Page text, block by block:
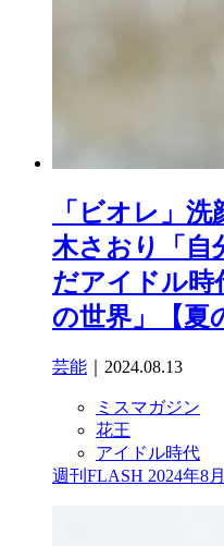
「ビオレ」
木さおり「自
だアイドル時
の世界」【夏
芸能 ｜2024.08.13
ミスマガジン
花王
アイドル時代
週刊FLASH 2024年8